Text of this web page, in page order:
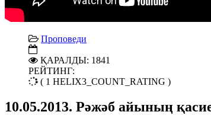
Проповеди
ҚАРАЛДЫ: 1841
РЕЙТИНГ:
( 1 HELIX3_COUNT_RATING )
10.05.2013. Рәжәб айының